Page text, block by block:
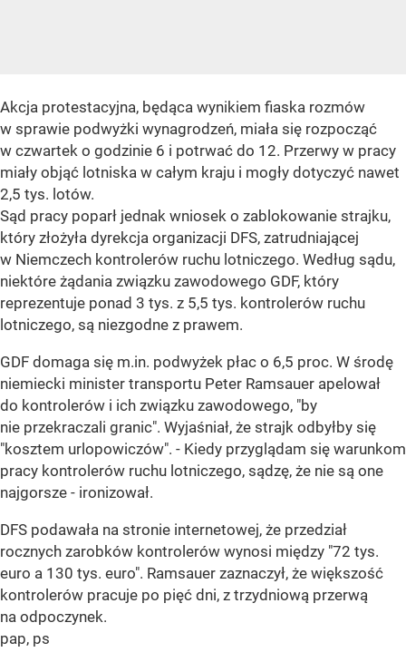
Akcja protestacyjna, będąca wynikiem fiaska rozmów
w sprawie podwyżki wynagrodzeń, miała się rozpocząć
w czwartek o godzinie 6 i potrwać do 12. Przerwy w pracy
miały objąć lotniska w całym kraju i mogły dotyczyć nawet
2,5 tys. lotów.
Sąd pracy poparł jednak wniosek o zablokowanie strajku,
który złożyła dyrekcja organizacji DFS, zatrudniającej
w Niemczech kontrolerów ruchu lotniczego. Według sądu,
niektóre żądania związku zawodowego GDF, który
reprezentuje ponad 3 tys. z 5,5 tys. kontrolerów ruchu
lotniczego, są niezgodne z prawem.
GDF domaga się m.in. podwyżek płac o 6,5 proc. W środę
niemiecki minister transportu Peter Ramsauer apelował
do kontrolerów i ich związku zawodowego, "by
nie przekraczali granic". Wyjaśniał, że strajk odbyłby się
"kosztem urlopowiczów". - Kiedy przyglądam się warunkom
pracy kontrolerów ruchu lotniczego, sądzę, że nie są one
najgorsze - ironizował.
DFS podawała na stronie internetowej, że przedział
rocznych zarobków kontrolerów wynosi między "72 tys.
euro a 130 tys. euro". Ramsauer zaznaczył, że większość
kontrolerów pracuje po pięć dni, z trzydniową przerwą
na odpoczynek.
pap, ps